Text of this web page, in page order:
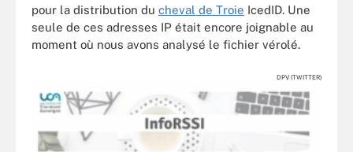
pour la distribution du cheval de Troie IcedID. Une
seule de ces adresses IP était encore joignable au
moment où nous avons analysé le fichier vérolé.
DPV (TWITTER)